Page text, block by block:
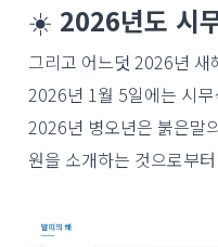
☀️ 2026년도 시
그리고 어느덧 2026년 새
2026년 1월 5일에는 시
2026년 병오년은 붉은말
원을 소개하는 것으로부